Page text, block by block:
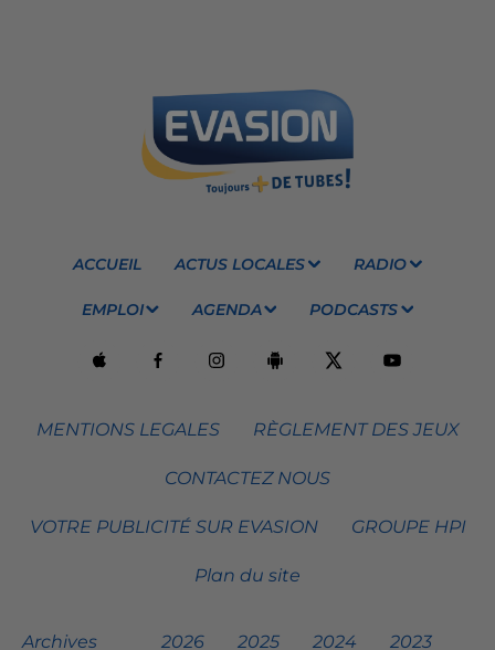
ACCUEIL ACTUS LOCALES RADIO
EMPLOI AGENDA PODCASTS
MENTIONS LEGALES RÈGLEMENT DES JEUX
CONTACTEZ NOUS
VOTRE PUBLICITÉ SUR EVASION GROUPE HPI
Plan du site
Archives 2026 2025 2024 2023